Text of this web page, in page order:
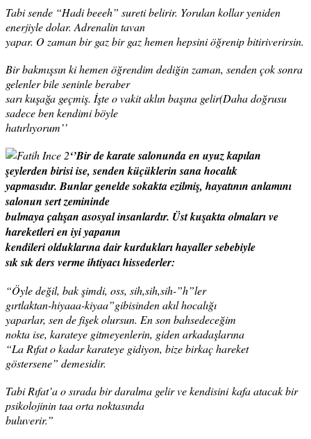
Tabi sende “Hadi beeeh” sureti belirir. Yorulan kollar yeniden
enerjiyle dolar. Adrenalin tavan
yapar. O zaman bir gaz bir gaz hemen hepsini öğrenip bitiriverirsin.
Bir bakmışsın ki hemen öğrendim dediğin zaman, senden çok sonra
gelenler bile seninle beraber
sarı kuşağa geçmiş. İşte o vakit aklın başına gelir(Daha doğrusu
sadece ben kendimi böyle
hatırlıyorum’’
‘’Bir de karate salonunda en uyuz kapılan
şeylerden birisi ise, senden küçüklerin sana hocalık
yapmasıdır. Bunlar genelde sokakta ezilmiş, hayatının anlamını
salonun sert zemininde
bulmaya çalışan asosyal insanlardır. Üst kuşakta olmaları ve
hareketleri en iyi yapanın
kendileri olduklarına dair kurdukları hayaller sebebiyle
sık sık ders verme ihtiyacı hissederler:
“Öyle değil, bak şimdi, oss, sih,sih,sih-”h”ler
gırtlaktan-hiyaaa-kiyaa”gibisinden akıl hocalığı
yaparlar, sen de fişek olursun. En son bahsedeceğim
nokta ise, karateye gitmeyenlerin, giden arkadaşlarına
“La Rıfat o kadar karateye gidiyon, bize birkaç hareket
göstersene” demesidir.
Tabi Rıfat’a o sırada bir daralma gelir ve kendisinikafa atacak bir
psikolojinin taa orta noktasında
buluverir.”